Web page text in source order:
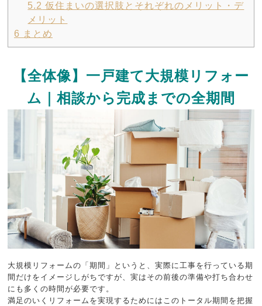
5.2 仮住まいの選択肢とそれぞれのメリット・デ
メリット
6 まとめ
【全体像】一戸建て大規模リフォー
ム｜相談から完成までの全期間
大規模リフォームの「期間」というと、実際に工事を行っている期
間だけをイメージしがちですが、実はその前後の準備や打ち合わせ
にも多くの時間が必要です。
満足のいくリフォームを実現するためにはこのトータル期間を把握